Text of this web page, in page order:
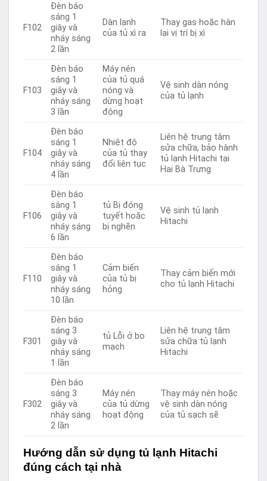
F102
Đèn báo
sáng 1
giây và
nháy sáng
2 lần
Dàn lạnh
của tủ xì ra
Thay gas hoặc hàn
lại vị trí bị xì
F103
Đèn báo
sáng 1
giây và
nháy sáng
3 lần
Máy nén
của tủ quá
nóng và
dừng hoạt
động
Vệ sinh dàn nóng
của tủ lạnh
F104
Đèn báo
sáng 1
giây và
nháy sáng
4 lần
Nhiệt độ
của tủ thay
đổi liên tục
Liên hệ trung tâm
sửa chữa, bảo hành
tủ lạnh Hitachi tại
Hai Bà Trưng
F106
Đèn báo
sáng 1
giây và
nháy sáng
6 lần
tủ Bị đóng
tuyết hoặc
bị nghẽn
Vệ sinh tủ lạnh
Hitachi
F110
Đèn báo
sáng 1
giây và
nháy sáng
10 lần
Cảm biến
của tủ bị
hỏng
Thay cảm biến mới
cho tủ lạnh Hitachi
F301
Đèn báo
sáng 3
giây và
nháy sáng
1 lần
tủ Lỗi ở bo
mạch
Liên hệ trung tâm
sửa chữa tủ lạnh
Hitachi
F302
Đèn báo
sáng 3
giây và
nháy sáng
2 lần
Máy nén
của tủ dừng
hoạt động
Thay máy nén hoặc
vệ sinh dàn nóng
của tủ sạch sẽ
Hướng dẫn sử dụng tủ lạnh Hitachi
đúng cách tại nhà